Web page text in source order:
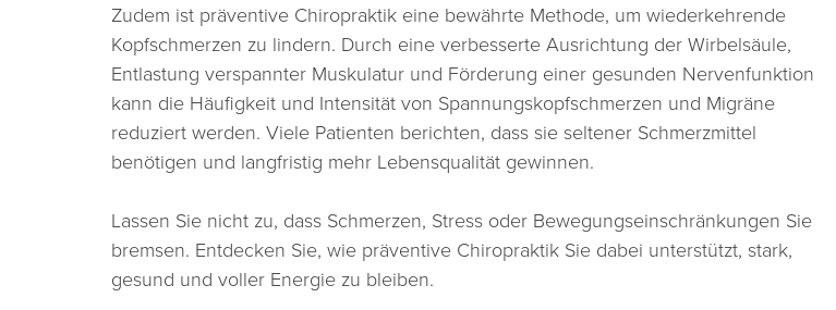
Zudem ist präventive Chiropraktik eine bewährte Methode, um wiederkehrende
Kopfschmerzen zu lindern. Durch eine verbesserte Ausrichtung der Wirbelsäule,
Entlastung verspannter Muskulatur und Förderung einer gesunden Nervenfunktion
kann die Häufigkeit und Intensität von Spannungskopfschmerzen und Migräne
reduziert werden. Viele Patienten berichten, dass sie seltener Schmerzmittel
benötigen und langfristig mehr Lebensqualität gewinnen.
Lassen Sie nicht zu, dass Schmerzen, Stress oder Bewegungseinschränkungen Sie
bremsen. Entdecken Sie, wie präventive Chiropraktik Sie dabei unterstützt, stark,
gesund und voller Energie zu bleiben.